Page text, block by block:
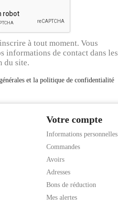
à tout moment. Vous
informations de contact dans les
du site.
et la politique de confidentialité
Votre compte
Informations personnelles
Commandes
Avoirs
Adresses
Bons de réduction
Mes alertes